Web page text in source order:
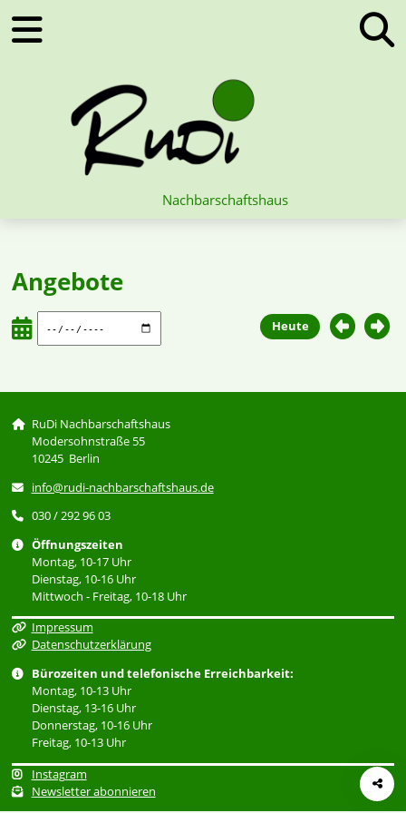
Nachbarschaftshaus
Angebote
Heute
RuDi Nachbarschaftshaus
Modersohnstraße 55
10245 Berlin
info@rudi-nachbarschaftshaus.de
030 / 292 96 03
Öffnungszeiten
Montag, 10-17 Uhr
Dienstag, 10-16 Uhr
Mittwoch - Freitag, 10-18 Uhr
Impressum
Datenschutzerklärung
Bürozeiten und telefonische Erreichbarkeit:
Montag, 10-13 Uhr
Dienstag, 13-16 Uhr
Donnerstag, 10-16 Uhr
Freitag, 10-13 Uhr
Instagram
Newsletter abonnieren